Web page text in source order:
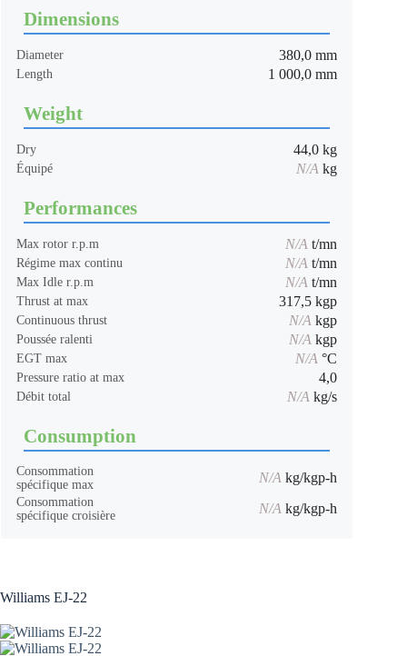
Williams EJ-22
Dimensions
Diameter 380,0 mm
Length 1 000,0 mm
Weight
Dry 44,0 kg
Équipé N/A kg
Performances
Max rotor r.p.m N/A t/mn
Régime max continu N/A t/mn
Max Idle r.p.m N/A t/mn
Thrust at max 317,5 kgp
Continuous thrust N/A kgp
Poussée ralenti N/A kgp
EGT max N/A °C
Pressure ratio at max 4,0
Débit total N/A kg/s
Consumption
Consommation
spécifique max
N/A kg/kgp-h
Consommation
spécifique croisière
N/A kg/kgp-h